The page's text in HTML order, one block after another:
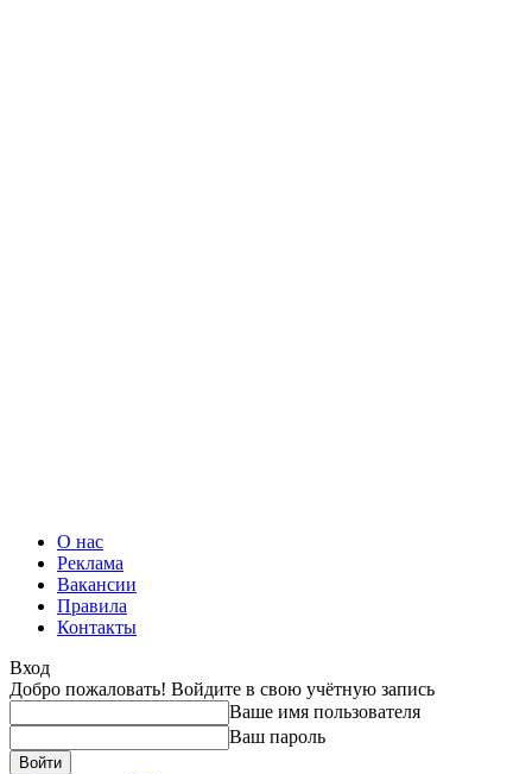
О нас
Реклама
Вакансии
Правила
Контакты
Вход
Добро пожаловать! Войдите в свою учётную запись
Ваше имя пользователя
Ваш пароль